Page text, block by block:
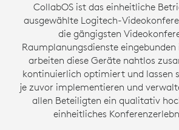
CollabOS ist das einheitliche
ausgewählte Logitech-
die gängigsten
Raumplanungsdienste
arbeiten diese Geräte nahtlos
kontinuierlich optimiert und lassen
je zuvor implementieren und
allen Beteiligten ein qualitativ
einheitliches